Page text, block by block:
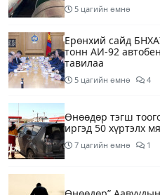
5 цагийн өмнө
Ерөнхий сайд
тонн АИ-92
тавилаа
5 цагийн өмнө 4
Өнөөдөр тэгш
иргэд 50 хүртэлх
7 цагийн өмнө 1